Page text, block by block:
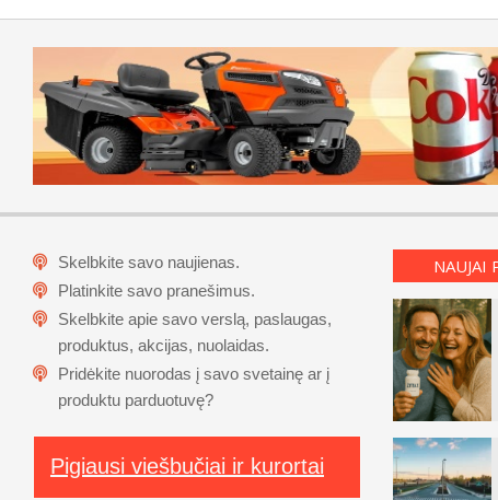
Skelbkite savo naujienas.
Platinkite savo pranešimus.
Skelbkite apie savo verslą, paslaugas,
produktus, akcijas, nuolaidas.
Pridėkite nuorodas į savo svetainę ar į
produktu parduotuvę?
Pigiausi viešbučiai ir kurortai
NAUJAI